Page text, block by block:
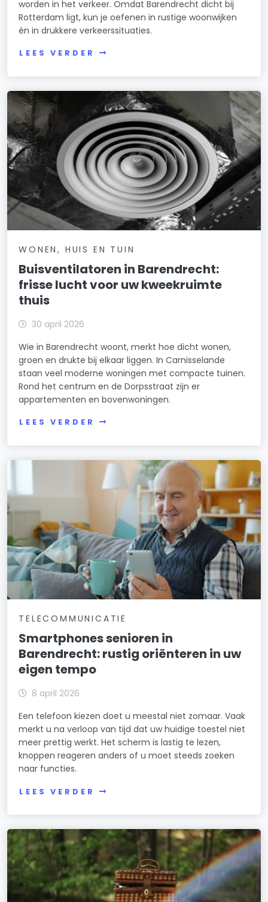
worden in het verkeer. Omdat Barendrecht dicht bij
Rotterdam ligt, kun je oefenen in rustige woonwijken
én in drukkere verkeerssituaties.
LEES VERDER
WONEN, HUIS EN TUIN
Buisventilatoren in Barendrecht:
frisse lucht voor uw kweekruimte
thuis
30 april 2026
Wie in Barendrecht woont, merkt hoe dicht wonen,
groen en drukte bij elkaar liggen. In Carnisselande
staan veel moderne woningen met compacte tuinen.
Rond het centrum en de Dorpsstraat zijn er
appartementen en bovenwoningen.
LEES VERDER
TELECOMMUNICATIE
Smartphones senioren in
Barendrecht: rustig oriënteren in uw
eigen tempo
8 april 2026
Een telefoon kiezen doet u meestal niet zomaar. Vaak
merkt u na verloop van tijd dat uw huidige toestel niet
meer prettig werkt. Het scherm is lastig te lezen,
knoppen reageren anders of u moet steeds zoeken
naar functies.
LEES VERDER